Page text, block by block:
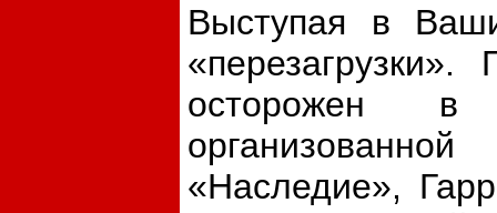
Выступая в
осторожен
«Наследие»,